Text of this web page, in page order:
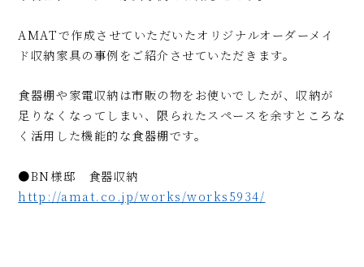
AMATで作成させていただいたオリジナルオーダーメイ
ド収納家具の事例をご紹介させていただきます。
食器棚や家電収納は市販の物をお使いでしたが、収納が
足りなくなってしまい、限られたスペースを余すところな
く活用した機能的な食器棚です。
●BN様邸 食器収納
http://amat.co.jp/works/works5934/